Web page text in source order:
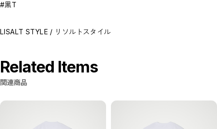
#黒T
LISALT STYLE / リソルトスタイル
Related Items
関連商品